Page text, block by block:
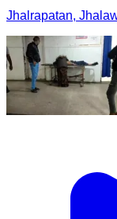
Jhalrapatan,